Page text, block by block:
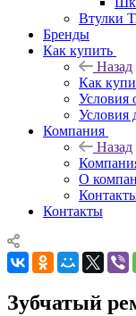
Втулки
Бренды
Как купить
Назад
Как
Условия
Условия
Компания
Назад
О
Контакты
Зубчатый